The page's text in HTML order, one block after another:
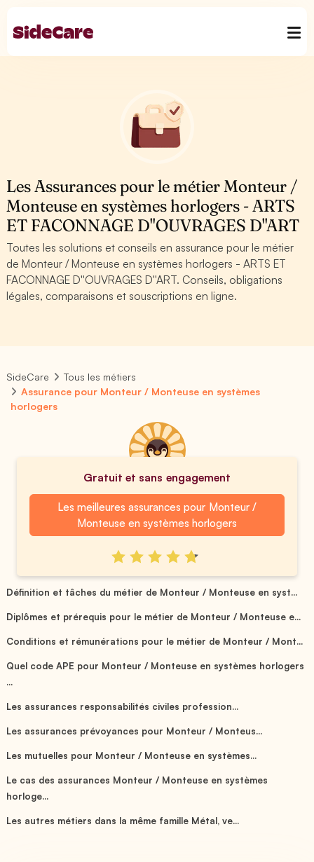
Les Assurances pour le métier Monteur /
Monteuse en systèmes horlogers - ARTS
ET FACONNAGE D''OUVRAGES D''ART
Toutes les solutions et conseils en assurance pour le métier
de Monteur / Monteuse en systèmes horlogers - ARTS ET
FACONNAGE D''OUVRAGES D''ART. Conseils, obligations
légales, comparaisons et souscriptions en ligne.
SideCare
Tous les métiers
Assurance pour Monteur / Monteuse en systèmes
horlogers
Gratuit et sans engagement
Les meilleures assurances pour Monteur /
Monteuse en systèmes horlogers
Définition et tâches du métier de Monteur / Monteuse en syst...
Diplômes et prérequis pour le métier de Monteur / Monteuse e...
Conditions et rémunérations pour le métier de Monteur / Mont...
Quel code APE pour Monteur / Monteuse en systèmes horlogers
...
Les assurances responsabilités civiles profession...
Les assurances prévoyances pour Monteur / Monteus...
Les mutuelles pour Monteur / Monteuse en systèmes...
Le cas des assurances Monteur / Monteuse en systèmes
horloge...
Les autres métiers dans la même famille Métal, ve...